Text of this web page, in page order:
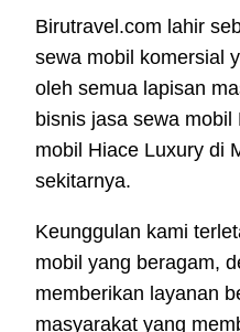
Birutravel.com lahir
sewa mobil komersial
oleh semua lapisan
bisnis jasa sewa
mobil Hiace Luxury di
sekitarnya.
Keunggulan kami
mobil yang beragam,
memberikan layanan
masyarakat yang